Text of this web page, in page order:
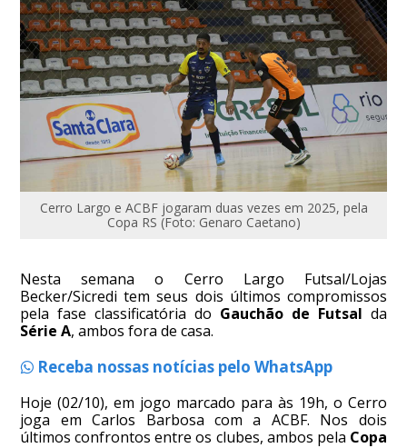
Cerro Largo e ACBF jogaram duas vezes em 2025, pela
Copa RS (Foto: Genaro Caetano)
Nesta semana o Cerro Largo Futsal/Lojas
Becker/Sicredi tem seus dois últimos compromissos
pela fase classificatória do Gauchão de Futsal da
Série A, ambos fora de casa.
Receba nossas notícias pelo WhatsApp
Hoje (02/10), em jogo marcado para às 19h, o Cerro
joga em Carlos Barbosa com a ACBF. Nos dois
últimos confrontos entre os clubes, ambos pela Copa